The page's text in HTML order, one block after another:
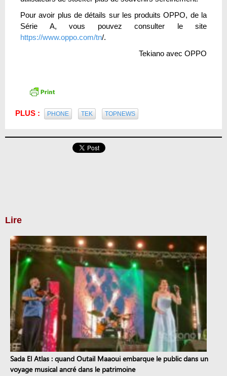
Pour avoir plus de détails sur les produits OPPO, de la
Série A, vous pouvez consulter le site
https://www.oppo.com/tn/.
Tekiano avec OPPO
PLUS : PHONE TEK TOPNEWS
Lire
Sada El Atlas : quand Outail Maaoui embarque le public dans un
voyage musical ancré dans le patrimoine